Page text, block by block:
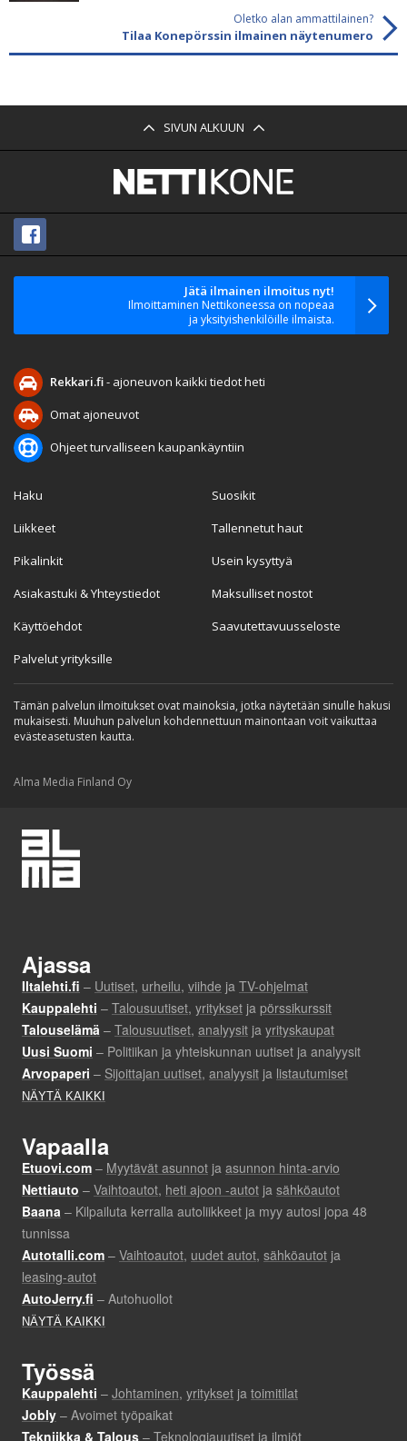
Oletko alan ammattilainen?
Tilaa Konepörssin ilmainen näytenumero
SIVUN ALKUUN
Jätä ilmainen ilmoitus nyt!
Ilmoittaminen Nettikoneessa on nopeaa
ja yksityishenkilöille ilmaista.
Rekkari.fi- ajoneuvon kaikki tiedot heti
Omat ajoneuvot
Ohjeet turvalliseen kaupankäyntiin
Haku
Liikkeet
Pikalinkit
Asiakastuki & Yhteystiedot
Käyttöehdot
Palvelut yrityksille
Suosikit
Tallennetut haut
Usein kysyttyä
Maksulliset nostot
Saavutettavuusseloste
Tämän palvelun ilmoitukset ovat mainoksia, jotka näytetään sinulle hakusi
mukaisesti. Muuhun palvelun kohdennettuun mainontaan voit vaikuttaa
evästeasetusten kautta.
Alma Media Finland Oy